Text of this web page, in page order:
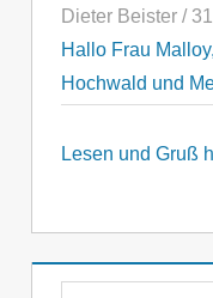
Dieter Beister/
Hallo Frau
Hochwald und
Lesen und Gruß